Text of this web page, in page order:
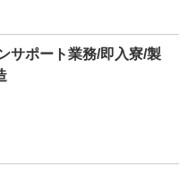
サポート業務/即入寮/製